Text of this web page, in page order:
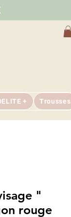
+ Trousses
"
rouge